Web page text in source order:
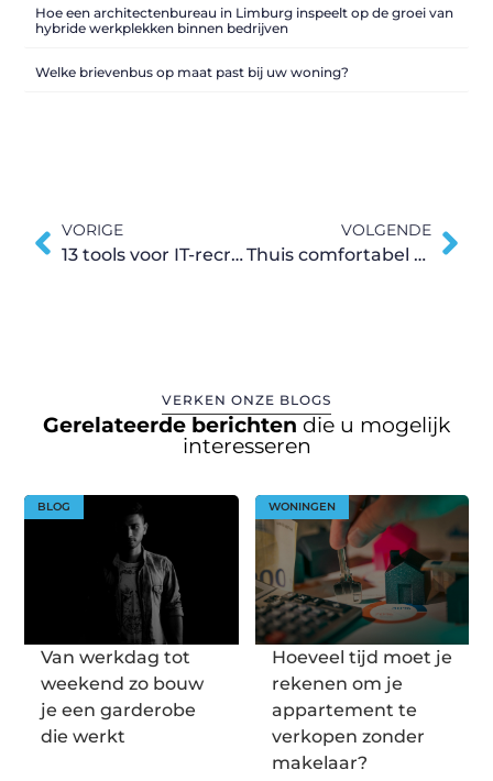
Hoe een architectenbureau in Limburg inspeelt op de groei van
hybride werkplekken binnen bedrijven
Welke brievenbus op maat past bij uw woning?
VORIGE
13 tools voor IT-recruiters
VOLGENDE
Thuis comfortabel slapen
VERKEN ONZE BLOGS
Gerelateerde berichten die u mogelijk
interesseren
BLOG
Van werkdag tot
weekend zo bouw
je een garderobe
die werkt
WONINGEN
Hoeveel tijd moet je
rekenen om je
appartement te
verkopen zonder
makelaar?